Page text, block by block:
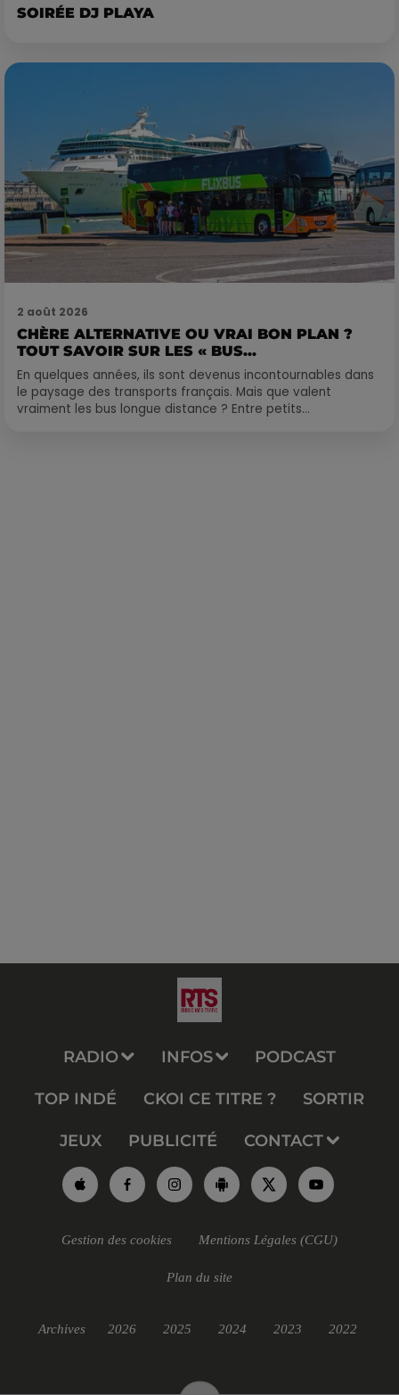
SOIRÉE DJ PLAYA
2 août 2026
CHÈRE ALTERNATIVE OU VRAI BON PLAN ?
TOUT SAVOIR SUR LES « BUS...
En quelques années, ils sont devenus incontournables dans
le paysage des transports français. Mais que valent
vraiment les bus longue distance ? Entre petits...
RADIO INFOS PODCAST
TOP INDÉ CKOI CE TITRE ? SORTIR
JEUX PUBLICITÉ CONTACT
Gestion des cookies Mentions Légales (CGU)
Plan du site
Archives 2026 2025 2024 2023 2022